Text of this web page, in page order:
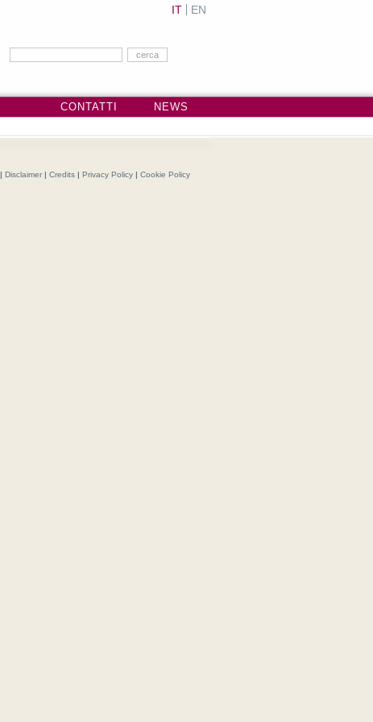
IT EN
CONTATTI NEWS
| Disclaimer | Credits | Privacy Policy | Cookie Policy